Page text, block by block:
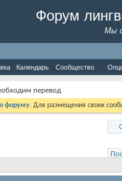
Форум
Мы
Календарь Сообщество
перевод
форуму. Для размещения своих